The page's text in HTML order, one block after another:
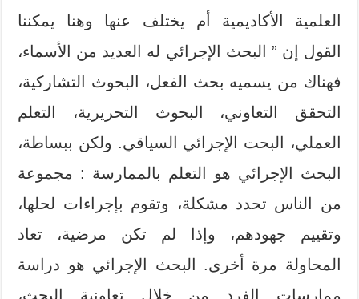
العلمية الأكاديمية أم يختلف عنها وهنا يمكننا
القول إن ” البحث الإجرائي له العديد من الأسماء،
فهناك من يسميه بحث الفعل، البحوث التشاركية،
التحقق التعاوني، البحوث التحريرية، التعلم
العملي، البحت الإجرائي السياقي. ولكن ببساطة،
البحث الإجرائي هو التعلم بالممارسة : مجموعة
من الناس تحدد مشكلة، وتقوم بإجراءات لحلها،
وتقييم جهودهم، وإذا لم تكن مرضية، تعاد
المحاولة مرة أخرى. البحث الإجرائي هو دراسة
ممارسات الفرد من خلال تعاونية البحث،